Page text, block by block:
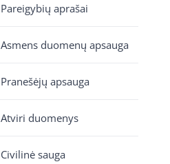
Pareigybių aprašai
Asmens duomenų apsauga
Pranešėjų apsauga
Atviri duomenys
Civilinė sauga